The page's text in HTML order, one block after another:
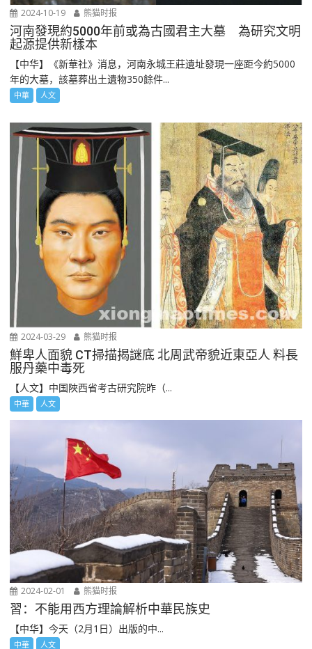
2024-10-19 熊猫时报
河南發現約5000年前或為古國君主大墓 為研究文明
起源提供新樣本
【中华】《新華社》消息，河南永城王莊遺址發現一座距今約5000
年的大墓，該墓葬出土遺物350餘件...
中華 人文
2024-03-29 熊猫时报
鮮卑人面貌 CT掃描揭謎底 北周武帝貌近東亞人 料長
服丹藥中毒死
【人文】中国陜西省考古研究院昨（...
中華 人文
2024-02-01 熊猫时报
習：不能用西方理論解析中華民族史
【中华】今天（2月1日）出版的中...
中華 人文